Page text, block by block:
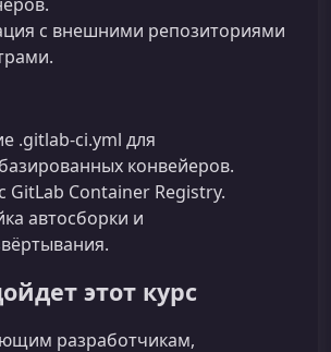
с внешними репозиториями
.gitlab-ci.yml для
конвейеров.
GitLab Container Registry.
автосборки и
этот курс
разработчикам,